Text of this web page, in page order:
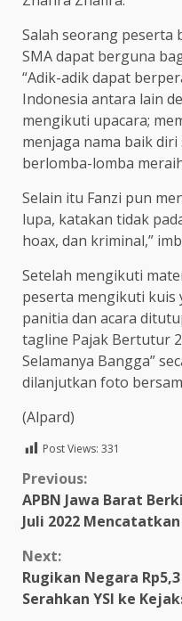
Salah seorang peserta
SMA dapat berguna
“Adik-adik dapat
Indonesia antara lain
mengikuti upacara;
menjaga nama baik
berlomba-lomba
Selain itu Fanzi pun
lupa, katakan tidak
hoax, dan kriminal,”
Setelah mengikuti
peserta mengikuti kuis
panitia dan acara
tagline Pajak Bertutur
Selamanya Bangga”
dilanjutkan foto
(Alpard)
Post Views: 331
Continue
Reading
Previous:
APBN Jawa Barat
Juli 2022
Next:
Rugikan Negara
Serahkan YSI ke